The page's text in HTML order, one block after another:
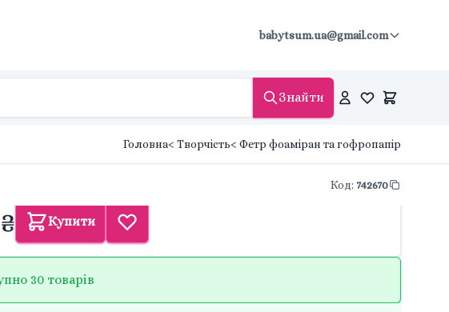
babytsum.ua@gmail.com
Знайти
Головна< Творчість< Фетр фоаміран та гофропапір
Код: 742670
Купити
30 товарів